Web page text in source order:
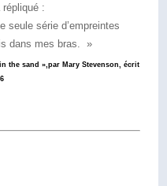
répliqué :
seule série d’empreintes
dans mes bras. »
the sand », par Mary Stevenson, écrit